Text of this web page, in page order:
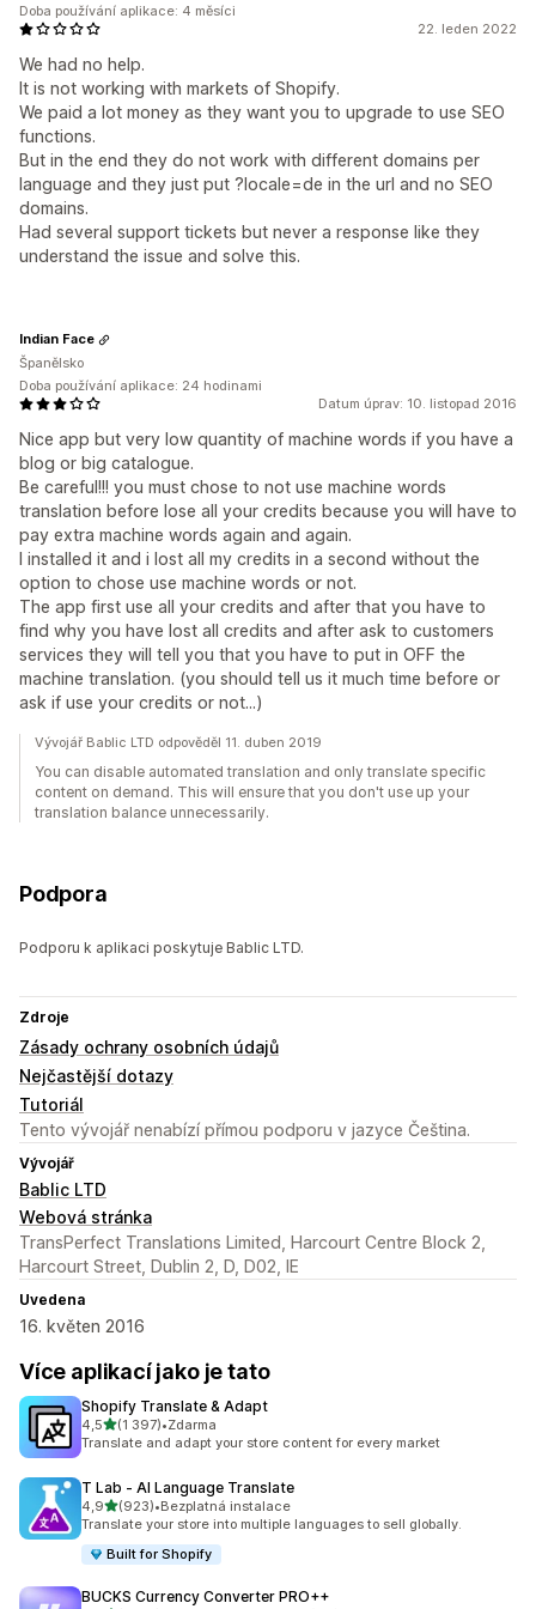
22. leden 2022
We had no help.
It is not working with markets of Shopify.
We paid a lot money as they want you to upgrade to use SEO
functions.
But in the end they do not work with different domains per
language and they just put ?locale=de in the url and no SEO
domains.
Had several support tickets but never a response like they
understand the issue and solve this.
Doba používání aplikace: 4 měsíci
Datum úprav: 10. listopad 2016
Nice app but very low quantity of machine words if you have a
blog or big catalogue.
Be careful!!! you must chose to not use machine words
translation before lose all your credits because you will have to
pay extra machine words again and again.
I installed it and i lost all my credits in a second without the
option to chose use machine words or not.
The app first use all your credits and after that you have to
find why you have lost all credits and after ask to customers
services they will tell you that you have to put in OFF the
machine translation. (you should tell us it much time before or
ask if use your credits or not...)
Indian Face
Španělsko
Doba používání aplikace: 24 hodinami
Vývojář Bablic LTD odpověděl 11. duben 2019
You can disable automated translation and only translate specific
content on demand. This will ensure that you don't use up your
translation balance unnecessarily.
Podpora
Podporu k aplikaci poskytuje Bablic LTD.
Zdroje
Zásady ochrany osobních údajů
Nejčastější dotazy
Tutoriál
Tento vývojář nenabízí přímou podporu v jazyce Čeština.
Vývojář
Bablic LTD
Webová stránka
TransPerfect Translations Limited, Harcourt Centre Block 2,
Harcourt Street, Dublin 2, D, D02, IE
Uvedena
16. květen 2016
Více aplikací jako je tato
Shopify Translate & Adapt
4,5z 5 hvězd
(1 397)
Celkový počet recenzí: 1397
•Zdarma
Translate and adapt your store content for every market
T Lab ‑ AI Language Translate
4,9z 5 hvězd
(923)
Celkový počet recenzí: 923
•Bezplatná instalace
Translate your store into multiple languages to sell globally.
Built for Shopify
BUCKS Currency Converter PRO++